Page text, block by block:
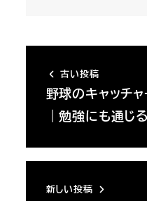
古い投稿
野球のキャッチャ
｜勉強にも通じ
新しい投稿